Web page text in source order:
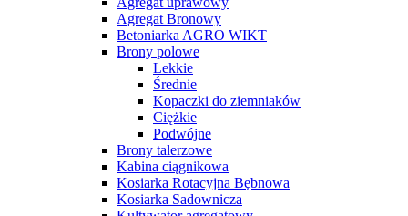
Agregat Bronowy
Betoniarka AGRO WIKT
Brony polowe
Lekkie
Średnie
Kopaczki do ziemniaków
Ciężkie
Podwójne
Brony talerzowe
Kabina ciągnikowa
Kosiarka Rotacyjna Bębnowa
Kosiarka Sadownicza